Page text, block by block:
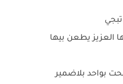
العزيز يطعن بيها
بواحد بلاضمير